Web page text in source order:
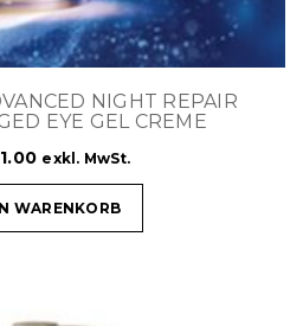
NIGHT REPAIR
EYE GEL CREME
exkl. MwSt.
WARENKORB